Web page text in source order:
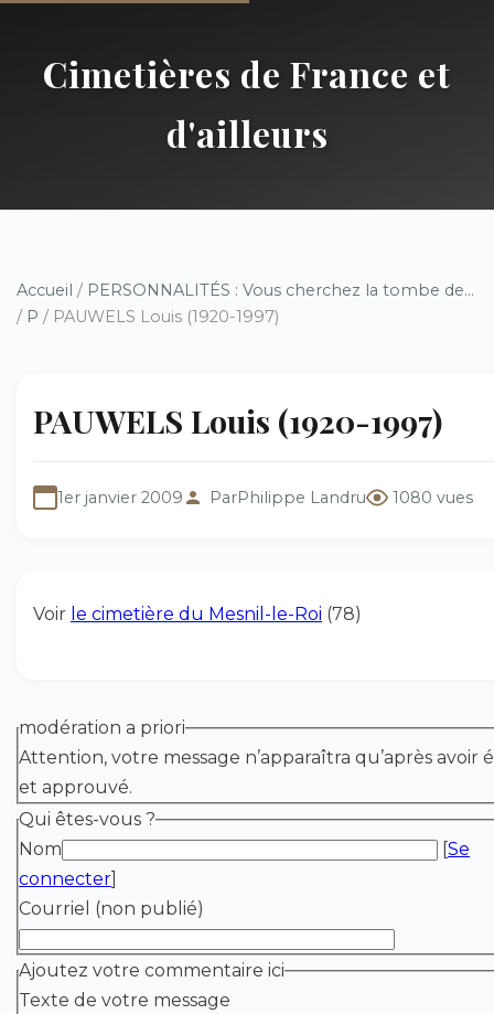
Cimetières de France et
d'ailleurs
Accueil / PERSONNALITÉS : Vous cherchez la tombe de...
/ P / PAUWELS Louis (1920-1997)
PAUWELS Louis (1920-1997)
1er janvier 2009 ParPhilippe Landru 1080 vues
Voir le cimetière du Mesnil-le-Roi (78)
modération a priori
Attention, votre message n’apparaîtra qu’après avoir
et approuvé.
Qui êtes-vous ?
Nom
[Se
connecter]
Courriel (non publié)
Ajoutez votre commentaire ici
Texte de votre message